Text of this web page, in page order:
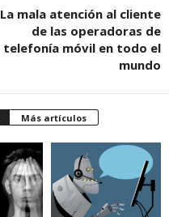
La mala atención al cliente
de las operadoras de
telefonía móvil en todo el
mundo
Más artículos